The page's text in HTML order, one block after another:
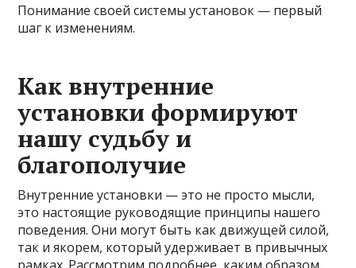
Понимание своей системы установок — первый
шаг к изменениям.
Как внутренние
установки формируют
нашу судьбу и
благополучие
Внутренние установки — это не просто мысли,
это настоящие руководящие принципы нашего
поведения. Они могут быть как движущей силой,
так и якорем, который удерживает в привычных